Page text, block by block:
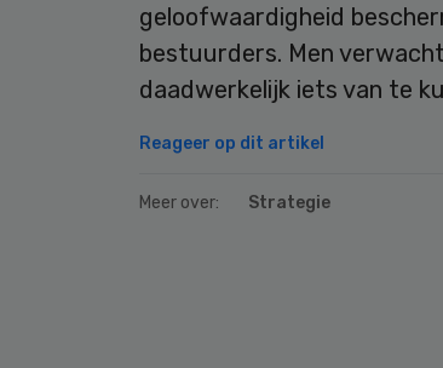
geloofwaardigheid
bestuurders. Men
daadwerkelijk iets van te
Reageer op dit artikel
Meer over: Strategie